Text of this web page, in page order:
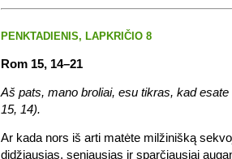
PENKTADIENIS, LAPKRIČIO 8
Rom 15, 14–21
Aš pats, mano broliai, esu tikras, kad
15, 14).
Ar kada nors iš arti matėte milžinišką
didžiausias, seniausias ir sparčiausiai